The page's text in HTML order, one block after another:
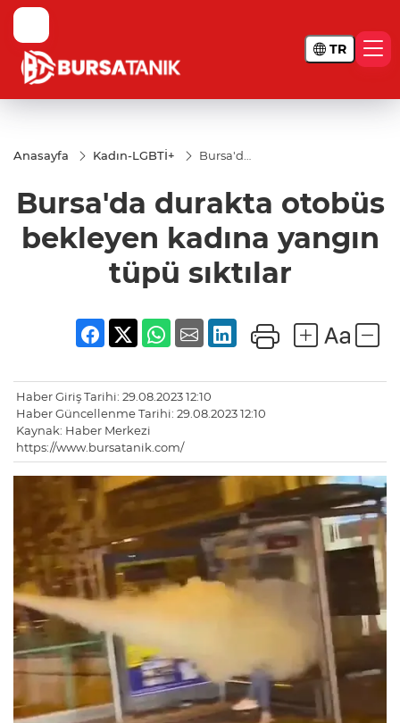
TR
Anasayfa Kadın-LGBTİ+
Bursa'da
bekleyen
kadına
yangın
tüpü
Bursa'da durakta otobüs
bekleyen kadına yangın
tüpü sıktılar
Haber Giriş Tarihi: 29.08.2023 12:10
Haber Güncellenme Tarihi: 29.08.2023 12:10
Kaynak: Haber Merkezi
https://www.bursatanik.com/